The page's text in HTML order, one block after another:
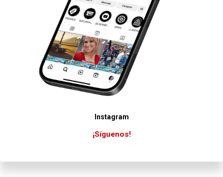
Instagram
¡Síguenos!